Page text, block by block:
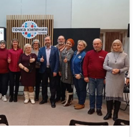
коллективной работы «Точка кипения –
«Финансовая грамотность и неденежная
было